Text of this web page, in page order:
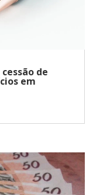
de
em